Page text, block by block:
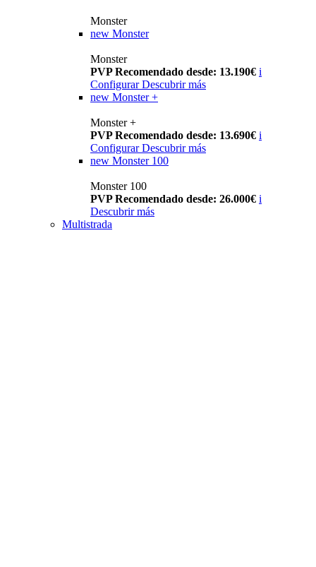
Monster
new Monster
Monster
PVP Recomendado desde: 13.190€ i
Configurar Descubrir más
new Monster +
Monster +
PVP Recomendado desde: 13.690€ i
Configurar Descubrir más
new Monster 100
Monster 100
PVP Recomendado desde: 26.000€ i
Descubrir más
Multistrada